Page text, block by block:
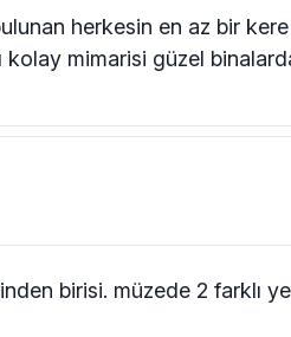
herkesin en az bir
kolay mimarisi güzel
birisi. müzede 2 farklı